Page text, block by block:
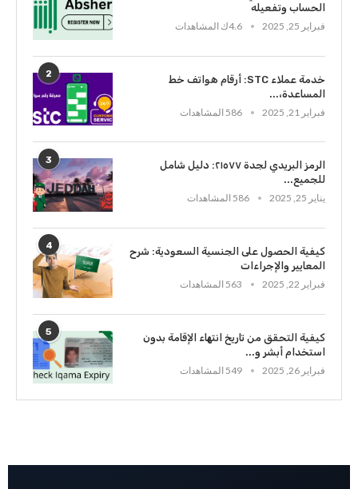
الحساب وتفعيله
فبراير 25, 2025
4.6ك المشاهدات
2
خدمة عملاء STC: أرقام هواتف خط
المساعدة،...
فبراير 21, 2025
586 المشاهدات
3
الرمز البريدي لجدة ٢١٥٧٧: دليل شامل
للجميع...
يناير 25, 2025
586 المشاهدات
4
كيفية الحصول على الجنسية السعودية: شرح
المعايير والإجراءات
فبراير 22, 2025
563 المشاهدات
5
كيفية التحقق من تاريخ انتهاء الإقامة بدون
استخدام أبشر و...
فبراير 26, 2025
549 المشاهدات